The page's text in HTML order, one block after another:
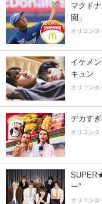
マクド
園」
オリコンタ
イケメ
キュン
オリコンタ
デカす
オリコンタ
ー”
オリコンタ